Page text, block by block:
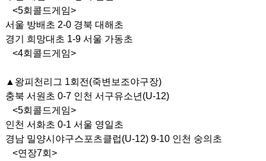
<5회콜드게임>
서울 방배초 2-0 경북 대해초
경기 희망대초 1-9 서울 가동초
<4회콜드게임>
▲왕피천리그 1회전(죽변보조야구장)
충북 서원초 0-7 인천 서구유소년(U-12)
<5회콜드게임>
인천 서화초 0-1 서울 영일초
경남 밀양시야구스포츠클럽(U-12) 9-10 인천 숭의초
<연장7회>